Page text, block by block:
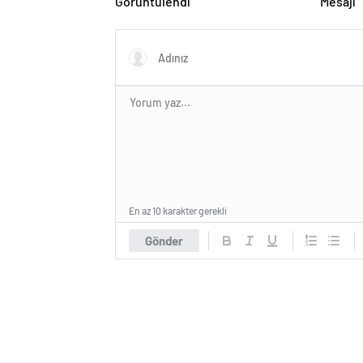
Gönder
En az 10 karakter gerekli